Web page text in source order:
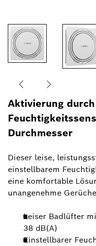
Aktivierung
Durchmesser
Dieser leise,
einstellbarem
eine komfortable
unangenehme
Leiser Badlüfter
38 dB(A)
Einstellbarer